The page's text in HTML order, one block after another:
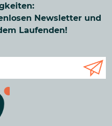
Newsletter und
Laufenden!